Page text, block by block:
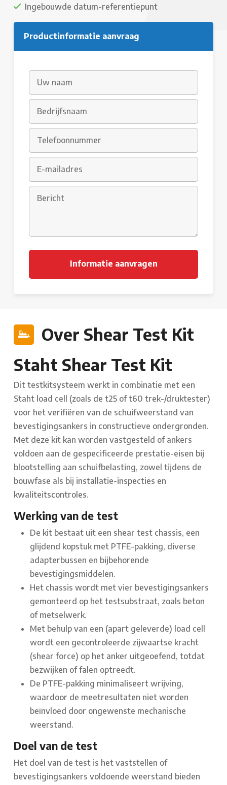
Ingebouwde datum-referentiepunt
Productinformatie aanvraag
Over Shear Test Kit
Staht Shear Test Kit
Dit testkitsysteem werkt in combinatie met een
Staht load cell (zoals de t25 of t60 trek-/druktester)
voor het verifiëren van de schuifweerstand van
bevestigingsankers in constructieve ondergronden.
Met deze kit kan worden vastgesteld of ankers
voldoen aan de gespecificeerde prestatie-eisen bij
blootstelling aan schuifbelasting, zowel tijdens de
bouwfase als bij installatie-inspecties en
kwaliteitscontroles.
Werking van de test
De kit bestaat uit een shear test chassis, een
glijdend kopstuk met PTFE-pakking, diverse
adapterbussen en bijbehorende
bevestigingsmiddelen.
Het chassis wordt met vier bevestigingsankers
gemonteerd op het testsubstraat, zoals beton
of metselwerk.
Met behulp van een (apart geleverde) load cell
wordt een gecontroleerde zijwaartse kracht
(shear force) op het anker uitgeoefend, totdat
bezwijken of falen optreedt.
De PTFE-pakking minimaliseert wrijving,
waardoor de meetresultaten niet worden
beïnvloed door ongewenste mechanische
weerstand.
Doel van de test
Het doel van de test is het vaststellen of
bevestigingsankers voldoende weerstand bieden